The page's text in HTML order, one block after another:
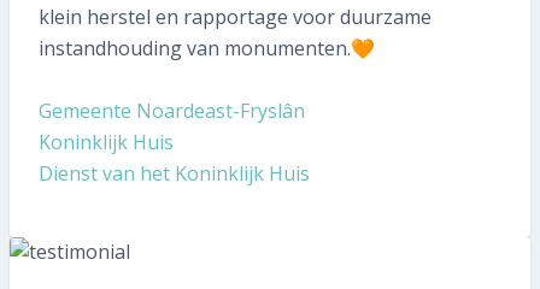
klein herstel en rapportage voor duurzame
instandhouding van monumenten.🧡
Gemeente Noardeast-Fryslân
Koninklijk Huis
Dienst van het Koninklijk Huis
Mijn inspectierapport opvragen
TIP voor ons!
Abonnee worden